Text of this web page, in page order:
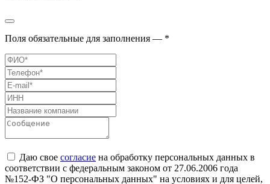
Поля обязательные для заполнения — *
Даю свое согласие на обработку персональных данных в
соответствии с федеральным законом от 27.06.2006 года
№152-ФЗ "О персональных данных" на условиях и для целей,